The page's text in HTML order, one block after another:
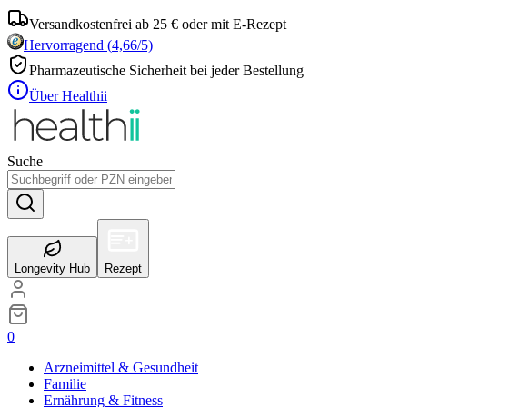
Versandkostenfrei ab 25 € oder mit E-Rezept
Hervorragend (4,66/5)
Pharmazeutische Sicherheit bei jeder Bestellung
Über Healthii
Suche
Longevity Hub Rezept
0
Arzneimittel & Gesundheit
Familie
Ernährung & Fitness